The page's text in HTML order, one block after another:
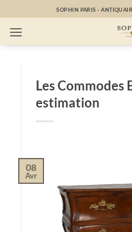
au
contenu
SOPHIN PARIS -
Les Commodes
estimation
08
Avr